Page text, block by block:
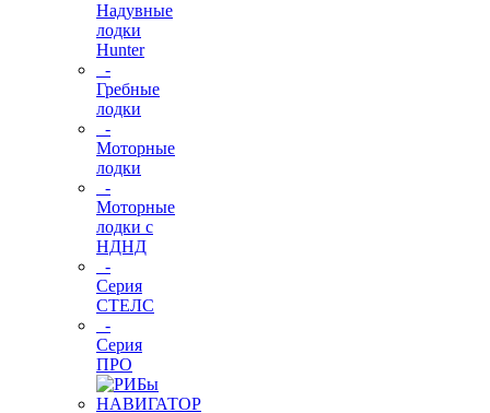
Надувные
лодки
Hunter
-
Гребные
лодки
-
Моторные
лодки
-
Моторные
лодки с
НДНД
-
Серия
СТЕЛС
-
Серия
ПРО